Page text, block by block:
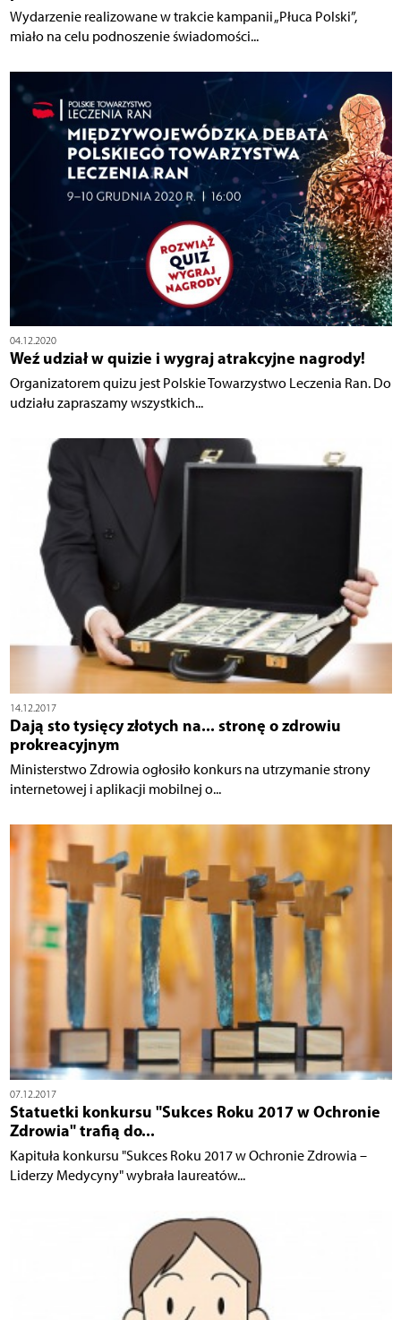
Wydarzenie realizowane w trakcie kampanii „Płuca Polski”,
miało na celu podnoszenie świadomości...
04.12.2020
Weź udział w quizie i wygraj atrakcyjne nagrody!
Organizatorem quizu jest Polskie Towarzystwo Leczenia Ran. Do
udziału zapraszamy wszystkich...
14.12.2017
Dają sto tysięcy złotych na... stronę o zdrowiu
prokreacyjnym
Ministerstwo Zdrowia ogłosiło konkurs na utrzymanie strony
internetowej i aplikacji mobilnej o...
07.12.2017
Statuetki konkursu "Sukces Roku 2017 w Ochronie
Zdrowia" trafią do...
Kapituła konkursu "Sukces Roku 2017 w Ochronie Zdrowia –
Liderzy Medycyny" wybrała laureatów...